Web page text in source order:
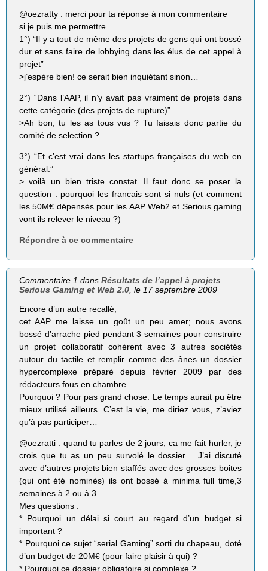
@oezratty : merci pour ta réponse à mon commentaire
si je puis me permettre…
1°) “Il y a tout de même des projets de gens qui ont bossé
dur et sans faire de lobbying dans les élus de cet appel à
projet”
>j’espère bien! ce serait bien inquiétant sinon…
2°) “Dans l’AAP, il n’y avait pas vraiment de projets dans
cette catégorie (des projets de rupture)”
>Ah bon, tu les as tous vus ? Tu faisais donc partie du
comité de selection ?
3°) “Et c’est vrai dans les startups françaises du web en
général.”
> voilà un bien triste constat. Il faut donc se poser la
question : pourquoi les francais sont si nuls (et comment
les 50M€ dépensés pour les AAP Web2 et Serious gaming
vont ils relever le niveau ?)
Répondre à ce commentaire
Commentaire 1 dansRésultats de l’appel à projets
Serious Gaming et Web 2.0 , le 17 septembre 2009
Encore d’un autre recallé,
cet AAP me laisse un goût un peu amer; nous avons
bossé d’arrache pied pendant 3 semaines pour construire
un projet collaboratif cohérent avec 3 autres sociétés
autour du tactile et remplir comme des ânes un dossier
hypercomplexe préparé depuis février 2009 par des
rédacteurs fous en chambre.
Pourquoi ? Pour pas grand chose. Le temps aurait pu être
mieux utilisé ailleurs. C’est la vie, me diriez vous, z’aviez
qu’à pas participer…
@oezratti : quand tu parles de 2 jours, ca me fait hurler, je
crois que tu as un peu survolé le dossier… J’ai discuté
avec d’autres projets bien staffés avec des grosses boites
(qui ont été nominés) ils ont bossé à minima full time,3
semaines à 2 ou à 3.
Mes questions :
* Pourquoi un délai si court au regard d’un budget si
important ?
* Pourquoi ce sujet “serial Gaming” sorti du chapeau, doté
d’un budget de 20M€ (pour faire plaisir à qui) ?
* Pourquoi ce dossier obligatoire si complexe ?